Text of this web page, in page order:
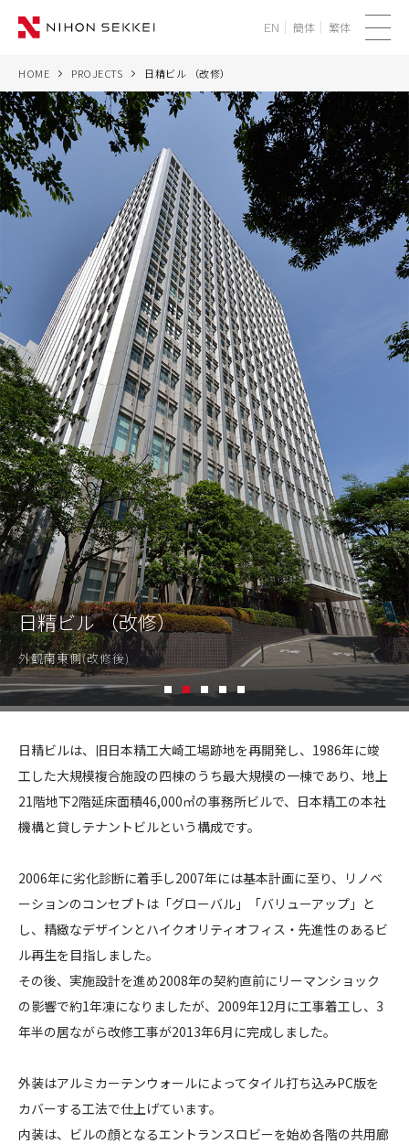
ュ
ー
SERVICES
PROJECTS
CORPORATE
RECRUIT
CONTACT
コンプライアンスポリシー プライバシーポリシー ご利用規約
EN 簡体 繁体
HOME PROJECTS 日精ビル （改修）
日精ビル （改修）
外観南東側(改修後)
1 3
日精ビルは、旧日本精工大崎工場跡地を再開発し、1986年に竣
工した大規模複合施設の四棟のうち最大規模の一棟であり、地上
21階地下2階延床面積46,000㎡の事務所ビルで、日本精工の本社
機構と貸しテナントビルという構成です。
2006年に劣化診断に着手し2007年には基本計画に至り、リノベ
ーションのコンセプトは「グローバル」「バリューアップ」と
し、精緻なデザインとハイクオリティオフィス・先進性のあるビ
ル再生を目指しました。
その後、実施設計を進め2008年の契約直前にリーマンショック
の影響で約1年凍になりましたが、2009年12月に工事着工し、3
年半の居ながら改修工事が2013年6月に完成しました。
外装はアルミカーテンウォールによってタイル打ち込みPC版を
カバーする工法で仕上げています。
内装は、ビルの顔となるエントランスロビーを始め各階の共用廊